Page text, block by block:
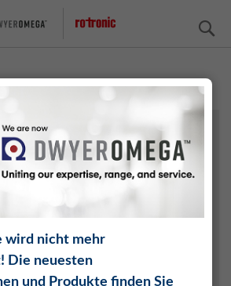
wird nicht mehr
Die neuesten
und Produkte finden Sie